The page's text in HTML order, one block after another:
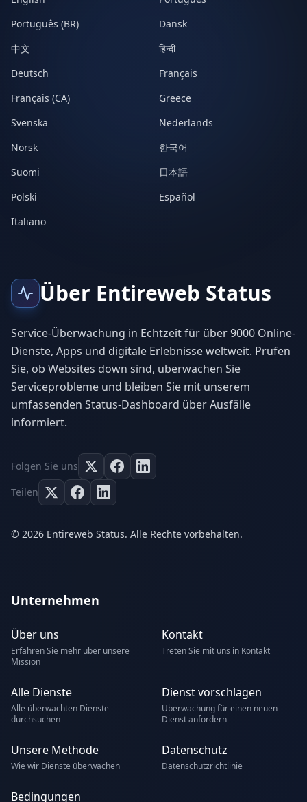
Português (BR)
Dansk
中文
हिन्दी
Deutsch
Français
Français (CA)
Greece
Svenska
Nederlands
Norsk
한국어
Suomi
日本語
Polski
Español
Italiano
Über Entireweb Status
Service-Überwachung in Echtzeit für über 9000 Online-
Dienste, Apps und digitale Erlebnisse weltweit. Prüfen
Sie, ob Websites down sind, überwachen Sie
Serviceprobleme und bleiben Sie mit unserem
umfassenden Status-Dashboard über Ausfälle
informiert.
Folgen Sie uns
Teilen
© 2026 Entireweb Status. Alle Rechte vorbehalten.
Unternehmen
Über uns
Erfahren Sie mehr über unsere
Mission
Kontakt
Treten Sie mit uns in Kontakt
Alle Dienste
Alle überwachten Dienste
durchsuchen
Dienst vorschlagen
Überwachung für einen neuen
Dienst anfordern
Unsere Methode
Wie wir Dienste überwachen
Datenschutz
Datenschutzrichtlinie
Bedingungen